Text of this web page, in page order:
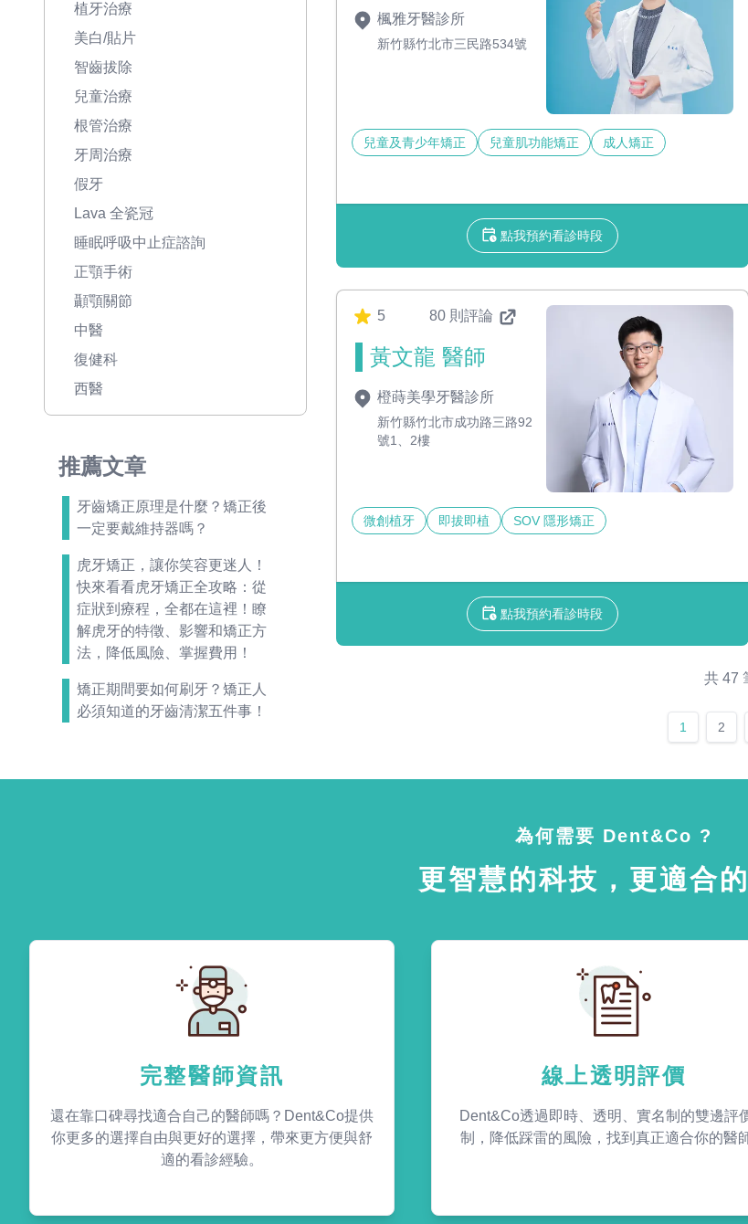
植牙治療
美白/貼片
智齒拔除
兒童治療
根管治療
牙周治療
假牙
Lava 全瓷冠
睡眠呼吸中止症諮詢
正顎手術
顳顎關節
中醫
復健科
西醫
推薦文章
牙齒矯正原理是什麼？矯正後
一定要戴維持器嗎？
虎牙矯正，讓你笑容更迷人！
快來看看虎牙矯正全攻略：從
症狀到療程，全都在這裡！瞭
解虎牙的特徵、影響和矯正方
法，降低風險、掌握費用！
矯正期間要如何刷牙？矯正人
必須知道的牙齒清潔五件事！
楓雅牙醫診所
新竹縣竹北市三民路534號
兒童及青少年矯正 兒童肌功能矯正 成人矯正
點我預約看診時段
5 80 則評論
黃文龍 醫師
橙蒔美學牙醫診所
新竹縣竹北市成功路三路92
號1、2樓
微創植牙 即拔即植 SOV 隱形矯正
點我預約看診時段
共 47
1 2
為何需要 Dent&Co ?
更智慧的科技，更適合
完整醫師資訊
還在靠口碑尋找適合自己的醫師嗎？Dent&Co提供
你更多的選擇自由與更好的選擇，帶來更方便與舒
適的看診經驗。
線上透明評價
Dent&Co透過即時、透明、實名制的雙邊評
制，降低踩雷的風險，找到真正適合你的醫師